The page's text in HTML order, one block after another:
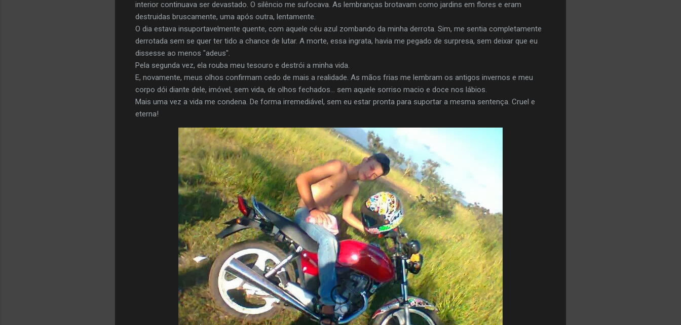
interior continuava ser devastado. O silêncio me sufocava. As lembranças brotavam como jardins em flores e eram
destruidas bruscamente, uma após outra, lentamente.
O dia estava insuportavelmente quente, com aquele céu azul zombando da minha derrota. Sim, me sentia completamente
derrotada sem se quer ter tido a chance de lutar. A morte, essa ingrata, havia me pegado de surpresa, sem deixar que eu
dissesse ao menos "adeus".
Pela segunda vez, ela rouba meu tesouro e destrói a minha vida.
E, novamente, meus olhos confirmam cedo de mais a realidade. As mãos frias me lembram os antigos invernos e meu
corpo dói diante dele, imóvel, sem vida, de olhos fechados... sem aquele sorriso macio e doce nos lábios.
Mais uma vez a vida me condena. De forma irremediável, sem eu estar pronta para suportar a mesma sentença. Cruel e
eterna!